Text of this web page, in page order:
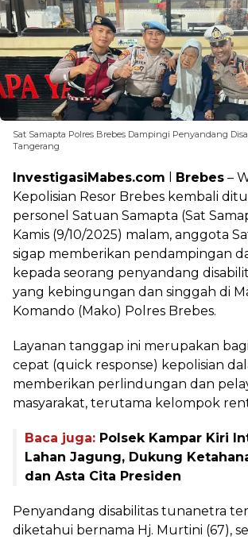
Sat Samapta Polres Brebes Dampingi Penyandang
Tangerang
InvestigasiMabes.com Brebes –
Kepolisian Resor Brebes kembali
personel Satuan Samapta (Sat
Kamis (9/10/2025) malam, anggota
sigap memberikan pendampingan
kepada seorang penyandang
yang kebingungan dan singgah di
Komando (Mako) Polres Brebes.
Layanan tanggap ini merupakan
cepat (quick response) kepolisian
memberikan perlindungan dan
masyarakat, terutama kelompok
Baca juga: Polsek Kampar Kiri
Lahan Jagung, Dukung
dan Asta Cita Presiden
Penyandang disabilitas tunanetra
diketahui bernama Hj. Murtini (67),